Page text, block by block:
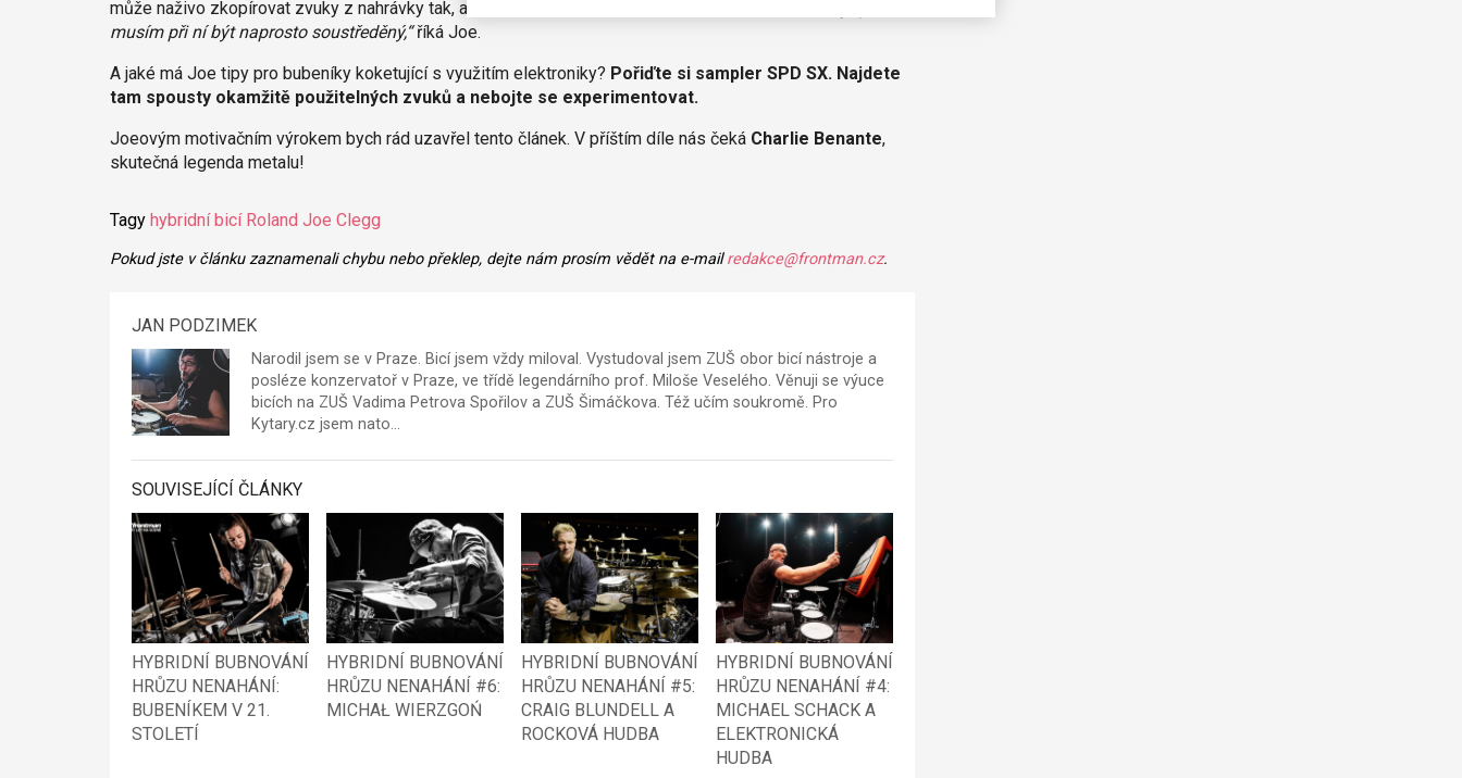
může naživo zkopírovat zvuky z nahrávky tak, aby platící divák dostal to, na co se těšil.
musím při ní být naprosto soustředěný,“říká Joe.
A jaké má Joe tipy pro bubeníky koketující s využitím elektroniky? Pořiďte si sampler SPD SX. Najdete
tam spousty okamžitě použitelných zvuků a nebojte se experimentovat.
Joeovým motivačním výrokem bych rád uzavřel tento článek. V příštím díle nás čeká Charlie Benante,
skutečná legenda metalu!
Tagy hybridní bicí Roland Joe Clegg
Pokud jste v článku zaznamenali chybu nebo překlep, dejte nám prosím vědět na e-mailredakce@frontman.cz.
JAN PODZIMEK
Narodil jsem se v Praze. Bicí jsem vždy miloval. Vystudoval jsem ZUŠ obor bicí nástroje a
posléze konzervatoř v Praze, ve třídě legendárního prof. Miloše Veselého. Věnuji se výuce
bicích na ZUŠ Vadima Petrova Spořilov a ZUŠ Šimáčkova. Též učím soukromě. Pro
Kytary.cz jsem nato…
SOUVISEJÍCÍ ČLÁNKY
HYBRIDNÍ BUBNOVÁNÍ
HRŮZU NENAHÁNÍ:
BUBENÍKEM V 21.
STOLETÍ
HYBRIDNÍ BUBNOVÁNÍ
HRŮZU NENAHÁNÍ #6:
MICHAŁ WIERZGOŃ
HYBRIDNÍ BUBNOVÁNÍ
HRŮZU NENAHÁNÍ #5:
CRAIG BLUNDELL A
ROCKOVÁ HUDBA
HYBRIDNÍ BUBNOVÁNÍ
HRŮZU NENAHÁNÍ #4:
MICHAEL SCHACK A
ELEKTRONICKÁ
HUDBA